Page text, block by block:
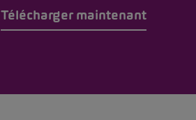
Télécharger maintenant